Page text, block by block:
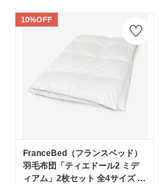
10%OFF
FranceBed（フランスベッド）
羽毛布団「ティエドール2 ミデ
ィアム」2枚セット 全4サイズ サ